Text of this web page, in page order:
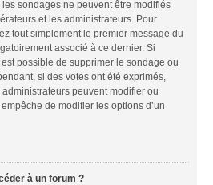
sondages ne peuvent être modifiés
et les administrateurs. Pour
tout simplement le premier message du
associé à ce dernier. Si
possible de supprimer le sondage ou
si des votes ont été exprimés,
peuvent modifier ou
de modifier les options d’un
à un forum ?